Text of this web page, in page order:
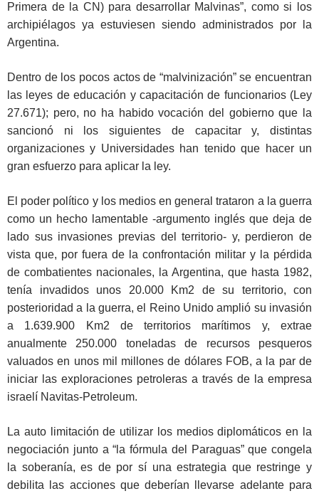
Primera de la CN) para desarrollar Malvinas”, como si los
archipiélagos ya estuviesen siendo administrados por la
Argentina.
Dentro de los pocos actos de “malvinización” se encuentran
las leyes de educación y capacitación de funcionarios (Ley
27.671); pero, no ha habido vocación del gobierno que la
sancionó ni los siguientes de capacitar y, distintas
organizaciones y Universidades han tenido que hacer un
gran esfuerzo para aplicar la ley.
El poder político y los medios en general trataron a la guerra
como un hecho lamentable -argumento inglés que deja de
lado sus invasiones previas del territorio- y, perdieron de
vista que, por fuera de la confrontación militar y la pérdida
de combatientes nacionales, la Argentina, que hasta 1982,
tenía invadidos unos 20.000 Km2 de su territorio, con
posterioridad a la guerra, el Reino Unido amplió su invasión
a 1.639.900 Km2 de territorios marítimos y, extrae
anualmente 250.000 toneladas de recursos pesqueros
valuados en unos mil millones de dólares FOB, a la par de
iniciar las exploraciones petroleras a través de la empresa
israelí Navitas-Petroleum.
La auto limitación de utilizar los medios diplomáticos en la
negociación junto a “la fórmula del Paraguas” que congela
la soberanía, es de por sí una estrategia que restringe y
debilita las acciones que deberían llevarse adelante para